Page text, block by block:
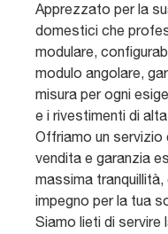
Apprezzato per la
domestici che
modulare,
modulo angolare,
misura per ogni
e i rivestimenti di
Offriamo un
vendita e garanzia
massima
impegno per la tua
Siamo lieti di servire